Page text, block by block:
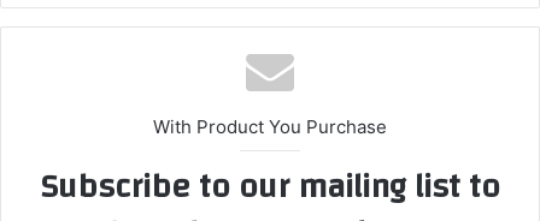
With Product You Purchase
Subscribe to our mailing list to